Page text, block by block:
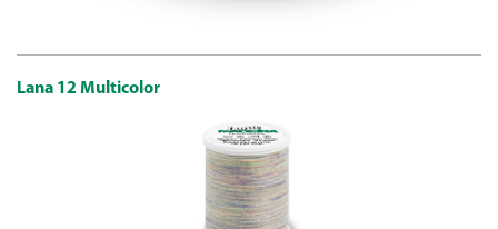
Lana 12 Multicolor